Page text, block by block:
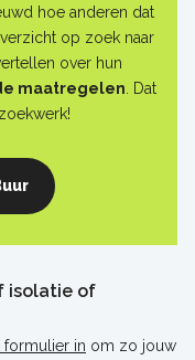
hoe anderen dat
op zoek naar
over hun
maatregelen . Dat
isolatie of
formulier in om zo jouw